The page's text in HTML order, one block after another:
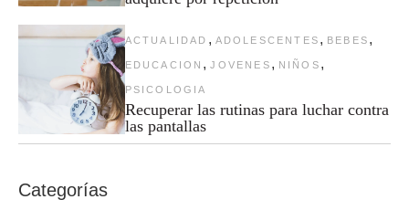
ACTUALIDAD , ADOLESCENTES , BEBES ,
EDUCACION , JOVENES , NIÑOS ,
PSICOLOGIA
Recuperar las rutinas para luchar contra
las pantallas
Categorías